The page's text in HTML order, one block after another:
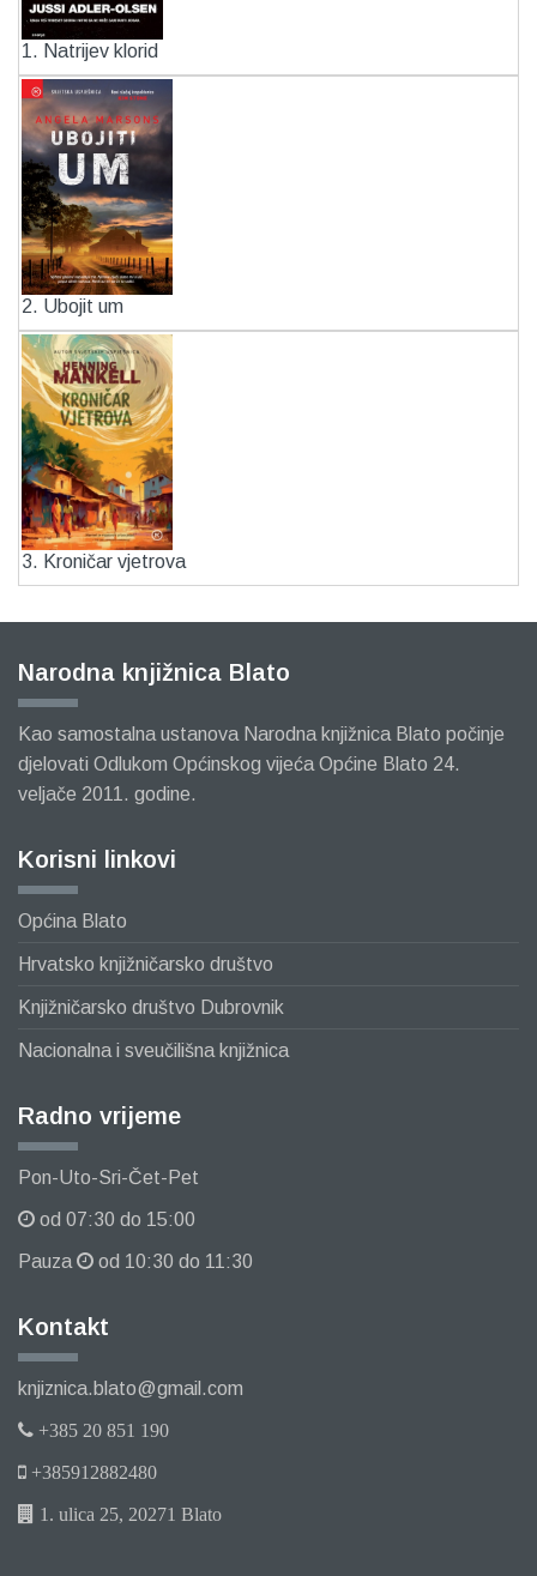
1. Natrijev klorid
2. Ubojit um
3. Kroničar vjetrova
Narodna knjižnica Blato
Kao samostalna ustanova Narodna knjižnica Blato počinje
djelovati Odlukom Općinskog vijeća Općine Blato 24.
veljače 2011. godine.
Korisni linkovi
Općina Blato
Hrvatsko knjižničarsko društvo
Knjižničarsko društvo Dubrovnik
Nacionalna i sveučilišna knjižnica
Radno vrijeme
Pon-Uto-Sri-Čet-Pet
od 07:30 do 15:00
Pauza od 10:30 do 11:30
Kontakt
knjiznica.blato@gmail.com
+385 20 851 190
+385912882480
1. ulica 25, 20271 Blato